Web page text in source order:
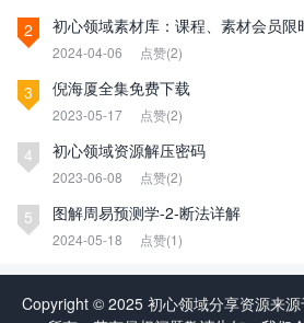
2 初心领域素材库：课程、素材会员限
2024-04-06 点赞(2)
3 倪海厦全集免费下载
2023-05-17 点赞(2)
4 初心领域资源解压密码
2023-06-08 点赞(2)
5 图解周易预测学-2-断法详解
2024-05-18 点赞(1)
Copyright © 2025 初心领域分享资源来